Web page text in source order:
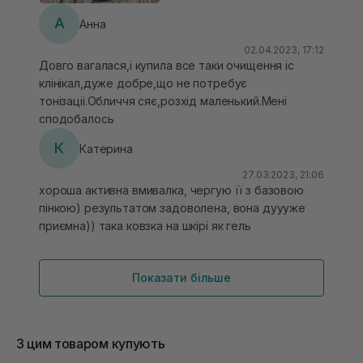
А Анна
02.04.2023, 17:12
Довго вагалася,і купила все таки очищення іс
клінікал,дуже добре,що не потребує
тонізаціі.Обличчя сяє,розхід маленький.Мені
сподобалось
К Катерина
27.03.2023, 21:06
хороша активна вмивалка, чергую її з базовою
пінкою) результатом задоволена, вона дуууже
приємна)) така ковзка на шкірі як гель
Показати більше
З цим товаром купують